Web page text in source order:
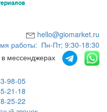
hello@giomarket.ru
работы: Пн-Пт; 9:30-18:30
мессенджерах
98-05
21-18
25-22